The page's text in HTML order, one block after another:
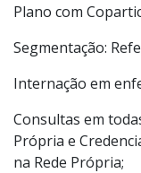
Plano com
Segmentação:
Internação em
Consultas em
Própria e
na Rede Própria;